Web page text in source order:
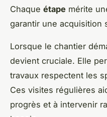
Chaque étape mérite
garantir une acquisition
Lorsque le chantier
devient cruciale. Elle
travaux respectent les
Ces visites régulières
progrès et à intervenir